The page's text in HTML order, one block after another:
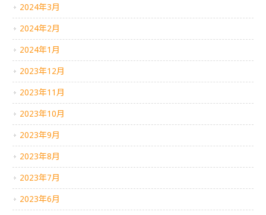
2024年3月
2024年2月
2024年1月
2023年12月
2023年11月
2023年10月
2023年9月
2023年8月
2023年7月
2023年6月